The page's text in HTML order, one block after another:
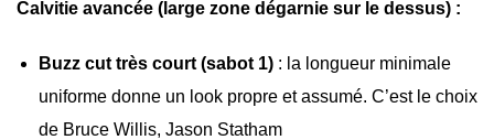
Calvitie avancée (large zone dégarnie sur le dessus) :
Buzz cut très court (sabot 1) : la longueur minimale
uniforme donne un look propre et assumé. C’est le choix
de Bruce Willis, Jason Statham